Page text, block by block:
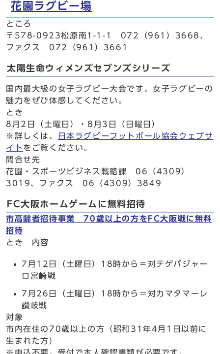
花園ラグビー場
ところ
〒578-0923松原南1-1-1 072（961）3668、
ファクス 072（961）3661
太陽生命ウィメンズセブンズシリーズ
国内最大級の女子ラグビー大会です。女子ラグビーの
魅力をぜひ体感してください。
とき
8月2日（土曜日）・8月3日（日曜日）
※詳しくは、
日本ラグビーフットボール協会ウェブサ
イト をご覧ください。
問合せ先
花園・スポーツビジネス戦略課 06（4309）
3019、ファクス 06（4309）3849
FC大阪ホームゲームに無料招待
市高齢者招待事業 70歳以上の方をFC大阪戦に無料
招待
とき 内容
7月12日（土曜日）18時から＝対テゲバジャー
ロ宮崎戦
7月26日（土曜日）18時から＝対カマタマーレ
讃岐戦
対象
市内在住の70歳以上の方（昭和31年4月1日以前に
生まれた方）